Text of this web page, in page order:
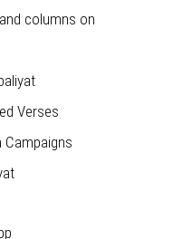
columns on
Verses
Campaigns